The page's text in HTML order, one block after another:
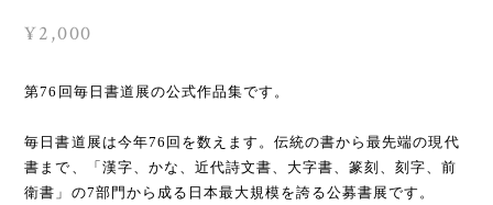
¥2,000
第76回毎日書道展の公式作品集です。
毎日書道展は今年76回を数えます。伝統の書から最先端の現代
書まで、「漢字、かな、近代詩文書、大字書、篆刻、刻字、前
衛書」の7部門から成る日本最大規模を誇る公募書展です。